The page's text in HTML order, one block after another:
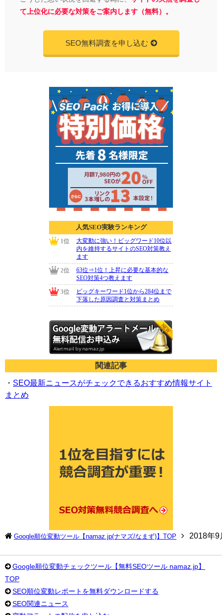
て上位化に必要な対策をご案内します（無料）。
SEO無料調査を申し込む
関連記事
・ SEO最新ニュースがチェックできるおすすめ情報サイト
まとめ
Google順位変動ツール【namaz.jp(ナマズ/なまず)】TOP 2018年9
Google順位変動チェックツール【無料SEOツール namaz.jp】
TOP
SEO順位変動レポートを無料ダウンロードする
SEO関連ニュース